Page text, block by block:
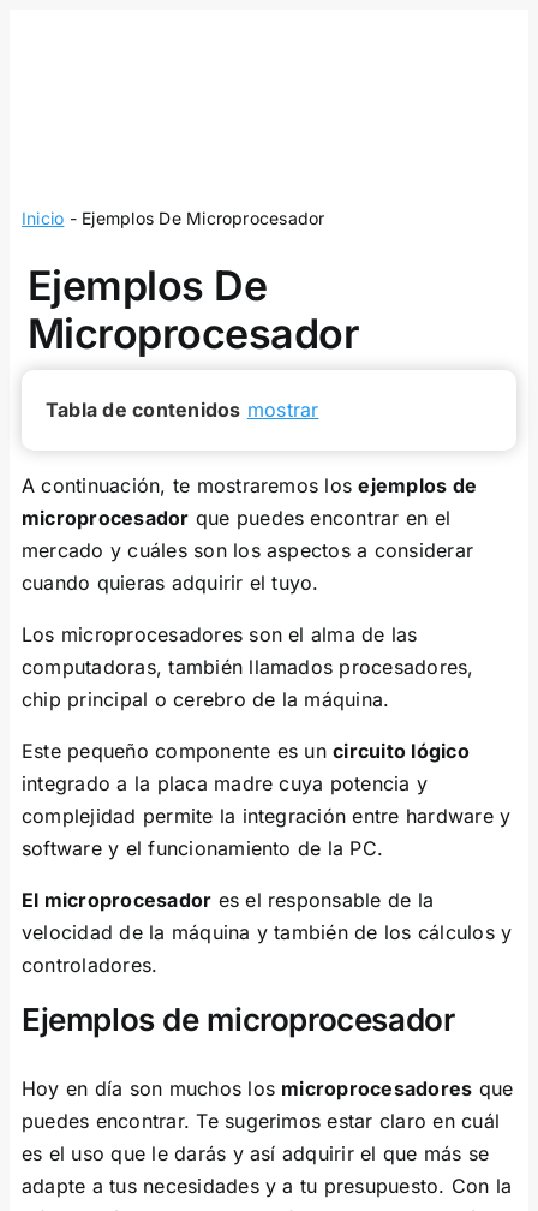
Inicio - Ejemplos De Microprocesador
Ejemplos De
Microprocesador
Tabla de contenidos mostrar
A continuación, te mostraremos losejemplos de
microprocesador que puedes encontrar en el
mercado y cuáles son los aspectos a considerar
cuando quieras adquirir el tuyo.
Los microprocesadores son el alma de las
computadoras, también llamados procesadores,
chip principal o cerebro de la máquina.
Este pequeño componente es uncircuito lógico
integrado a la placa madre cuya potencia y
complejidad permite la integración entre hardware y
software y el funcionamiento de la PC.
El microprocesador es el responsable de la
velocidad de la máquina y también de los cálculos y
controladores.
Ejemplos de microprocesador
Hoy en día son muchos los microprocesadores que
puedes encontrar. Te sugerimos estar claro en cuál
es el uso que le darás y así adquirir el que más se
adapte a tus necesidades y a tu presupuesto. Con la